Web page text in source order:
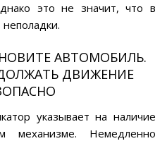
это не значит, что в
АВТОМОБИЛЬ.
ДВИЖЕНИЕ
указывает на наличие
механизме. Немедленно